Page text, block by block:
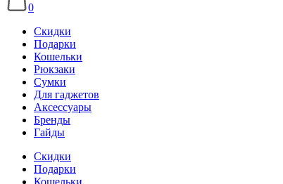
0
Скидки
Подарки
Кошельки
Рюкзаки
Сумки
Для гаджетов
Аксессуары
Бренды
Гайды
Скидки
Подарки
Кошельки